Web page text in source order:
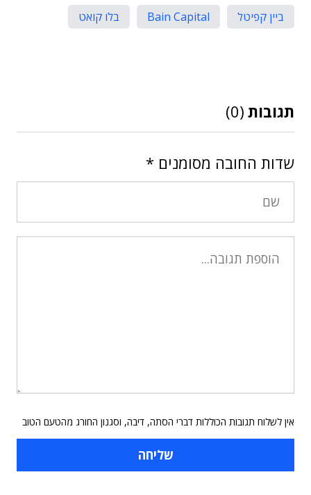
ביין קפיטל
Bain Capital בלו קואט
תגובות (0)
שדות החובה מסומנים *
אין לשלוח תגובות הכוללות דברי הסתה, דיבה, וסגנון החורג מהטעם הטוב